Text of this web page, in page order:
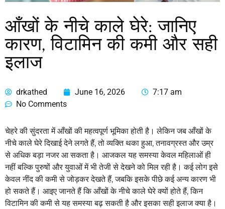
आँखों के नीचे काले घेरे: जानिए
कारण, विटामिन की कमी और सही
इलाज
drkathed June 16, 2026
7:17 am
No Comments
चेहरे की सुंदरता में आँखों की महत्वपूर्ण भूमिका होती है। लेकिन जब आँखों के
नीचे काले घेरे दिखाई देने लगते हैं, तो व्यक्ति थका हुआ, तनावग्रस्त और उम्र
से अधिक बड़ा नजर आ सकता है। आजकल यह समस्या केवल महिलाओं ही
नहीं बल्कि पुरुषों और युवाओं में भी तेजी से देखने को मिल रही है। कई लोग इसे
केवल नींद की कमी से जोड़कर देखते हैं, जबकि इसके पीछे कई अन्य कारण भी
हो सकते हैं। आइए जानते हैं कि आँखों के नीचे काले घेरे क्यों होते हैं, किन
विटामिन की कमी से यह समस्या बढ़ सकती है और इसका सही इलाज क्या है।